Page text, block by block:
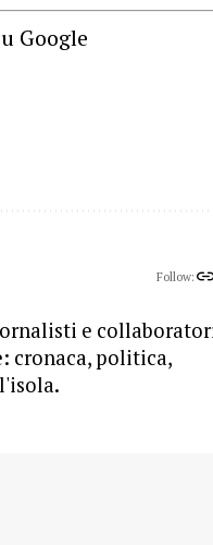
Google
Follow:
e
cronaca, politica,